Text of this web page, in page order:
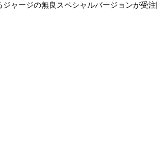
ャージの無良スペシャルバージョンが受注